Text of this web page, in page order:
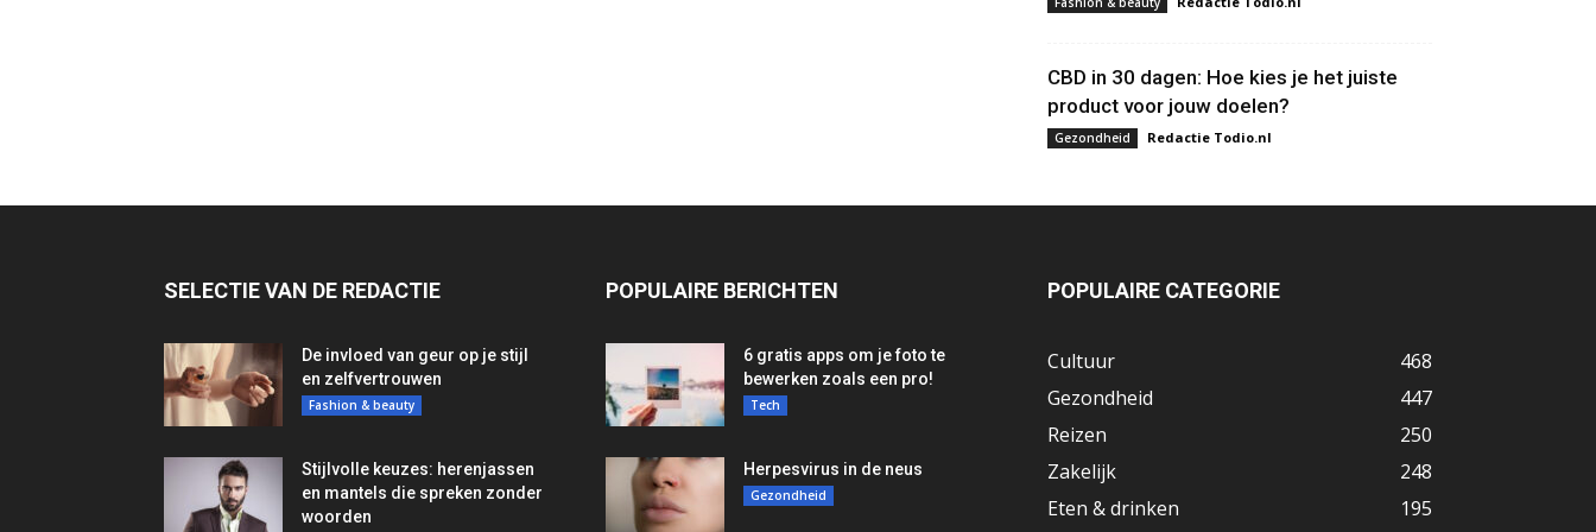
CBD in 30 dagen: Hoe kies je het juiste
product voor jouw doelen?
Gezondheid Redactie Todio.nl
SELECTIE VAN DE REDACTIE
De invloed van geur op je stijl
en zelfvertrouwen
Fashion & beauty
Stijlvolle keuzes: herenjassen
en mantels die spreken zonder
woorden
POPULAIRE BERICHTEN
6 gratis apps om je foto te
bewerken zoals een pro!
Tech
Herpesvirus in de neus
Gezondheid
POPULAIRE CATEGORIE
Cultuur
468
Gezondheid
447
Reizen
250
Zakelijk
248
Eten & drinken
195